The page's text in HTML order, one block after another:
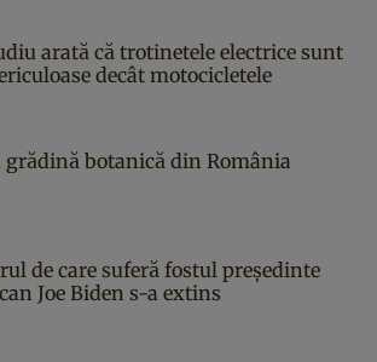
arată că trotinetele electrice sunt
decât motocicletele
grădină botanică din România
de care suferă fostul președinte
Joe Biden s-a extins